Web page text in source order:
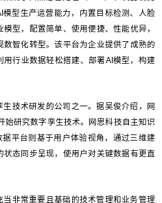
型生产运营能力，内置目标检测、人脸
型，配置简单、使用便捷、性能优异，
智化转型。该平台为企业提供了成熟的
行业数据轻松搭建、部署AI模型，构建
技术研发的公司之一。据吴俊介绍，网
始研究数字孪生技术。网思科技自主知识
平台则基于用户体验视角，通过三维建
态同步呈现，使用户对关键数据有更直
非常重要且基础的技术管理和业务管理